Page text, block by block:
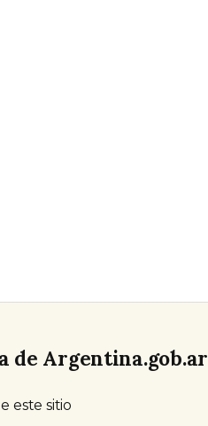
de Argentina.gob.ar
este sitio